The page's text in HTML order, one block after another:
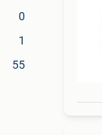
0
1
55